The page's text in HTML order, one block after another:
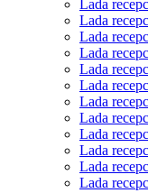
Lada
Lada
Lada
Lada
Lada
Lada
Lada
Lada
Lada
Lada
Lada
Lada